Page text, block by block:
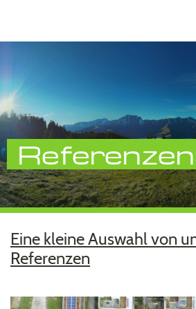
Referenzen
Eine kleine Auswahl von
Referenzen